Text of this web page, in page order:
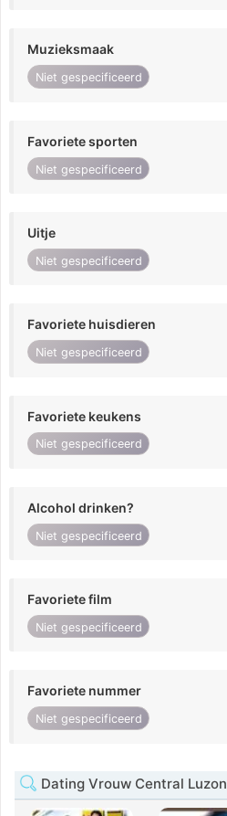
Muzieksmaak
Niet gespecificeerd
Favoriete sporten
Niet gespecificeerd
Uitje
Niet gespecificeerd
Favoriete huisdieren
Niet gespecificeerd
Favoriete keukens
Niet gespecificeerd
Alcohol drinken?
Niet gespecificeerd
Favoriete film
Niet gespecificeerd
Favoriete nummer
Niet gespecificeerd
Dating Vrouw Central Luzon